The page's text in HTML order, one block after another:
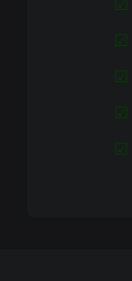
☑
☑
☑
☑